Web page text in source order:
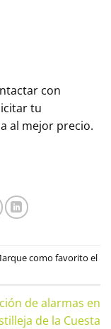
con
tu
al mejor precio.
como favorito el
de alarmas en
de la Cuesta